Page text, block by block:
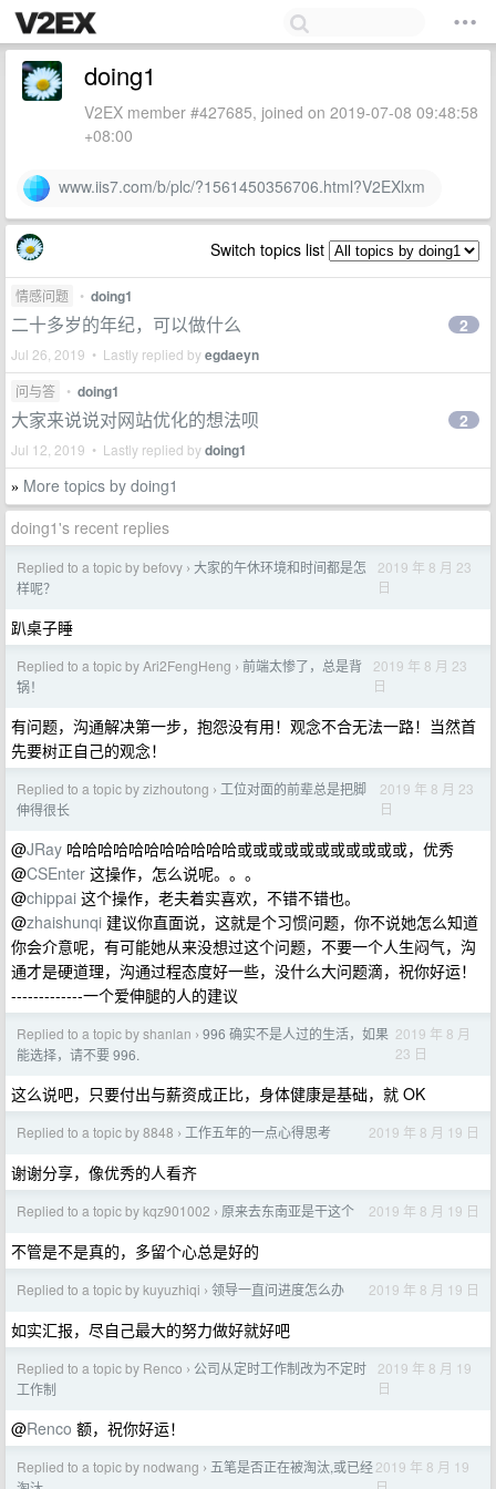
doing1
V2EX member #427685, joined on 2019-07-08 09:48:58
+08:00
www.iis7.com/b/plc/?1561450356706.html?V2EXlxm
Switch topics list
情感问题 • doing1
二十多岁的年纪，可以做什么
Jul 26, 2019 • Lastly replied byegdaeyn
2
问与答 • doing1
大家来说说对网站优化的想法呗
Jul 12, 2019 • Lastly replied bydoing1
2
» More topics by doing1
doing1's recent replies
Replied to a topic by befovy › 大家的午休环境和时间都是怎
样呢？
2019 年 8 月 23
日
趴桌子睡
Replied to a topic by Ari2FengHeng › 前端太惨了，总是背
锅！
2019 年 8 月 23
日
有问题，沟通解决第一步，抱怨没有用！观念不合无法一路！当然首
先要树正自己的观念！
Replied to a topic by zizhoutong › 工位对面的前辈总是把脚
伸得很长
2019 年 8 月 23
日
@JRay 哈哈哈哈哈哈哈哈哈哈哈或或或或或或或或或或或，优秀
@CSEnter 这操作，怎么说呢。。。
@chippai 这个操作，老夫着实喜欢，不错不错也。
@zhaishunqi 建议你直面说，这就是个习惯问题，你不说她怎么知道
你会介意呢，有可能她从来没想过这个问题，不要一个人生闷气，沟
通才是硬道理，沟通过程态度好一些，没什么大问题滴，祝你好运！
-------------一个爱伸腿的人的建议
Replied to a topic by shanlan › 996 确实不是人过的生活，如果
能选择，请不要 996.
2019 年 8 月
23 日
这么说吧，只要付出与薪资成正比，身体健康是基础，就 OK
Replied to a topic by 8848 › 工作五年的一点心得思考 2019 年 8 月 19 日
谢谢分享，像优秀的人看齐
Replied to a topic by kqz901002 › 原来去东南亚是干这个 2019 年 8 月 19 日
不管是不是真的，多留个心总是好的
Replied to a topic by kuyuzhiqi › 领导一直问进度怎么办 2019 年 8 月 19 日
如实汇报，尽自己最大的努力做好就好吧
Replied to a topic by Renco › 公司从定时工作制改为不定时
工作制
2019 年 8 月 19
日
@Renco 额，祝你好运！
Replied to a topic by nodwang › 五笔是否正在被淘汰,或已经2019 年 8 月 19